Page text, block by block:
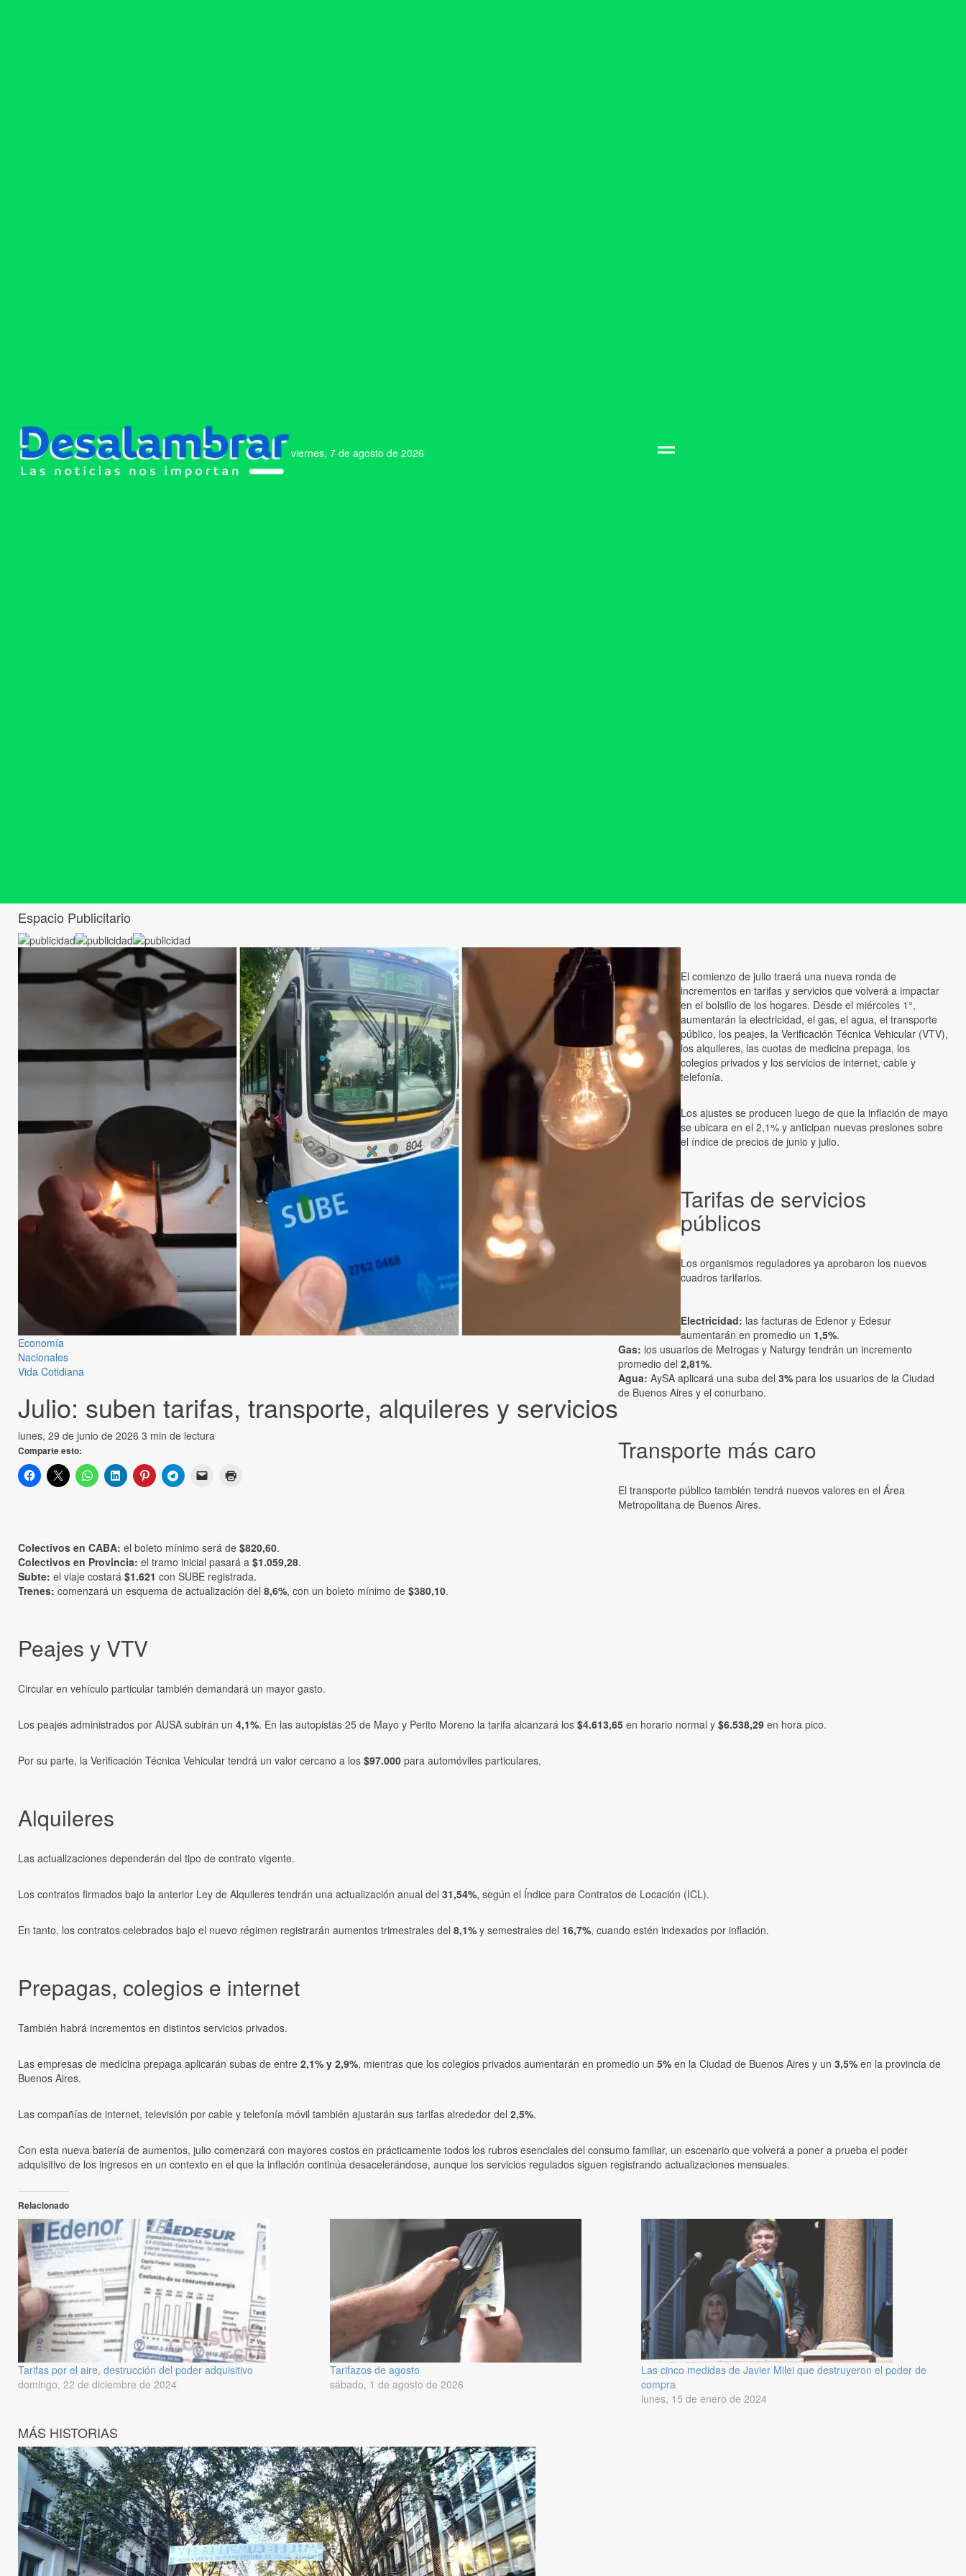
viernes, 7 de agosto de 2026
Espacio Publicitario
Economía
Nacionales
Vida Cotidiana
Julio: suben tarifas, transporte, alquileres y servicios
lunes, 29 de junio de 2026 3 min de lectura
Comparte esto:
El comienzo de julio traerá una nueva ronda de
incrementos en tarifas y servicios que volverá a impactar
en el bolsillo de los hogares. Desde el miércoles 1°,
aumentarán la electricidad, el gas, el agua, el transporte
público, los peajes, la Verificación Técnica Vehicular (VTV),
los alquileres, las cuotas de medicina prepaga, los
colegios privados y los servicios de internet, cable y
telefonía.
Los ajustes se producen luego de que la inflación de mayo
se ubicara en el 2,1% y anticipan nuevas presiones sobre
el índice de precios de junio y julio.
Tarifas de servicios
públicos
Los organismos reguladores ya aprobaron los nuevos
cuadros tarifarios.
Electricidad: las facturas de Edenor y Edesur
aumentarán en promedio un 1,5%.
Gas: los usuarios de Metrogas y Naturgy tendrán un incremento
promedio del 2,81%.
Agua: AySA aplicará una suba del 3% para los usuarios de la Ciudad
de Buenos Aires y el conurbano.
Transporte más caro
El transporte público también tendrá nuevos valores en el Área
Metropolitana de Buenos Aires.
Colectivos en CABA: el boleto mínimo será de $820,60.
Colectivos en Provincia: el tramo inicial pasará a $1.059,28.
Subte: el viaje costará $1.621 con SUBE registrada.
Trenes: comenzará un esquema de actualización del 8,6%, con un boleto mínimo de $380,10.
Peajes y VTV
Circular en vehículo particular también demandará un mayor gasto.
Los peajes administrados por AUSA subirán un 4,1%. En las autopistas 25 de Mayo y Perito Moreno la tarifa alcanzará los $4.613,65 en horario normal y $6.538,29 en hora pico.
Por su parte, la Verificación Técnica Vehicular tendrá un valor cercano a los $97.000 para automóviles particulares.
Alquileres
Las actualizaciones dependerán del tipo de contrato vigente.
Los contratos firmados bajo la anterior Ley de Alquileres tendrán una actualización anual del 31,54%, según el Índice para Contratos de Locación (ICL).
En tanto, los contratos celebrados bajo el nuevo régimen registrarán aumentos trimestrales del 8,1% y semestrales del 16,7%, cuando estén indexados por inflación.
Prepagas, colegios e internet
También habrá incrementos en distintos servicios privados.
Las empresas de medicina prepaga aplicarán subas de entre 2,1% y 2,9%, mientras que los colegios privados aumentarán en promedio un 5% en la Ciudad de Buenos Aires y un 3,5% en la provincia de
Buenos Aires.
Las compañías de internet, televisión por cable y telefonía móvil también ajustarán sus tarifas alrededor del 2,5%.
Con esta nueva batería de aumentos, julio comenzará con mayores costos en prácticamente todos los rubros esenciales del consumo familiar, un escenario que volverá a poner a prueba el poder
adquisitivo de los ingresos en un contexto en el que la inflación continúa desacelerándose, aunque los servicios regulados siguen registrando actualizaciones mensuales.
Relacionado
Tarifas por el aire, destrucción del poder adquisitivo
domingo, 22 de diciembre de 2024
Tarifazos de agosto
sábado, 1 de agosto de 2026
Las cinco medidas de Javier Milei que destruyeron el poder de
compra
lunes, 15 de enero de 2024
MÁS HISTORIAS